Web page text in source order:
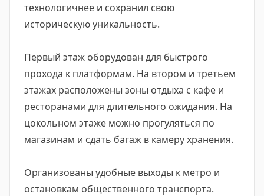
технологичнее и сохранил свою
историческую уникальность.
Первый этаж оборудован для быстрого
прохода к платформам. На втором и третьем
этажах расположены зоны отдыха с кафе и
ресторанами для длительного ожидания. На
цокольном этаже можно прогуляться по
магазинам и сдать багаж в камеру хранения.
Организованы удобные выходы к метро и
остановкам общественного транспорта.